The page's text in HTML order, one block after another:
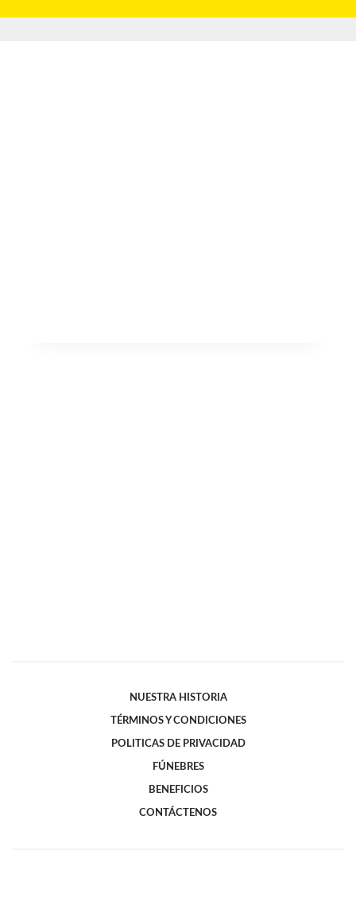
NUESTRA HISTORIA
TÉRMINOS Y CONDICIONES
POLITICAS DE PRIVACIDAD
FÚNEBRES
BENEFICIOS
CONTÁCTENOS